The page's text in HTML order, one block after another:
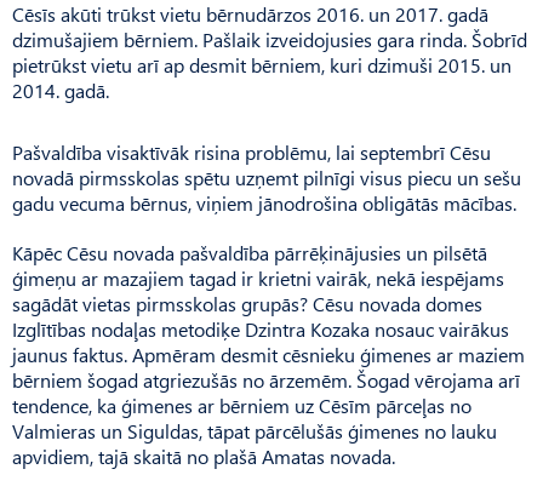
Cēsīs akūti trūkst vietu bērnudārzos 2016. un 2017. gadā
dzimušajiem bērniem. Pašlaik izveidojusies gara rinda. Šobrīd
pietrūkst vietu arī ap desmit bērniem, kuri dzimuši 2015. un
2014. gadā.
Pašvaldība visaktīvāk risina problēmu, lai septembrī Cēsu
novadā pirmsskolas spētu uzņemt pilnīgi visus piecu un sešu
gadu vecuma bērnus, viņiem jānodrošina obligātās mācības.
Kāpēc Cēsu novada pašvaldība pārrēķinājusies un pilsētā
ģimeņu ar mazajiem tagad ir krietni vairāk, nekā iespējams
sagādāt vietas pirmsskolas grupās? Cēsu novada domes
Izglītības nodaļas metodiķe Dzintra Kozaka nosauc vairākus
jaunus faktus. Apmēram desmit cēsnieku ģimenes ar maziem
bērniem šogad atgriezušās no ārzemēm. Šogad vērojama arī
tendence, ka ģimenes ar bērniem uz Cēsīm pārceļas no
Valmieras un Siguldas, tāpat pārcēlušās ģimenes no lauku
apvidiem, tajā skaitā no plašā Amatas novada.